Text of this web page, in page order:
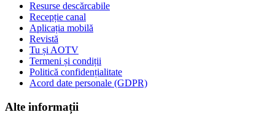
Resurse descărcabile
Recepție canal
Aplicația mobilă
Revistă
Tu și AOTV
Termeni și condiții
Politică confidențialitate
Acord date personale (GDPR)
Alte informații